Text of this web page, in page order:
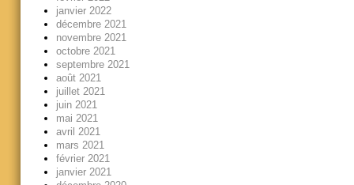
janvier 2022
décembre 2021
novembre 2021
octobre 2021
septembre 2021
août 2021
juillet 2021
juin 2021
mai 2021
avril 2021
mars 2021
février 2021
janvier 2021